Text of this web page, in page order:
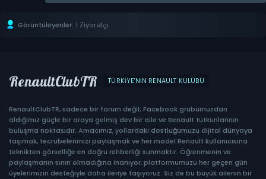
Görüntüleyenler: 1 Ziyaretçi
RenaultClubTR TÜRKIYE'NIN RENAULT KULÜBÜ
RenaultClubTR, sadece bir forum değil; Facebook grubumuzdan
aldığımız güçle bir araya gelmiş dev bir aile ve Renault tutkunlarının
buluşma noktasıdır. Amacımız, yollardaki dostluğumuzu dijital dünyaya
taşımak, tecrübelerimizi paylaşmak ve her model Renault kullanıcısına
teknikten görselliğe en doğru rehberliği sunmaktır. Öğrenmenin ve
paylaşmanın sınırı olmadığına inanıyor, platformumuzu her geçen gün
üyelerimizin desteğiyle daha ileriye taşıyoruz. Siz de bu büyük ailenin bir